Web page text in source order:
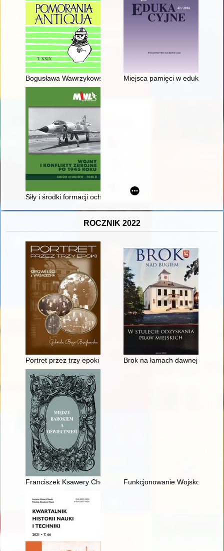
Bogusława Wawrzykowska (1942-2012)Miejsca pamięci w edukacji
Siły i środki formacji ochrony granic PRL w ćwiczeniach
ROCZNIK 2022
Portret przez trzy epoki : opowieści z Wąbrzeźna
Brok na łamach dawnej prasy
Franciszek Ksawery Chomiński - przedstawiciel elity
Funkcjonowanie Wojskowego